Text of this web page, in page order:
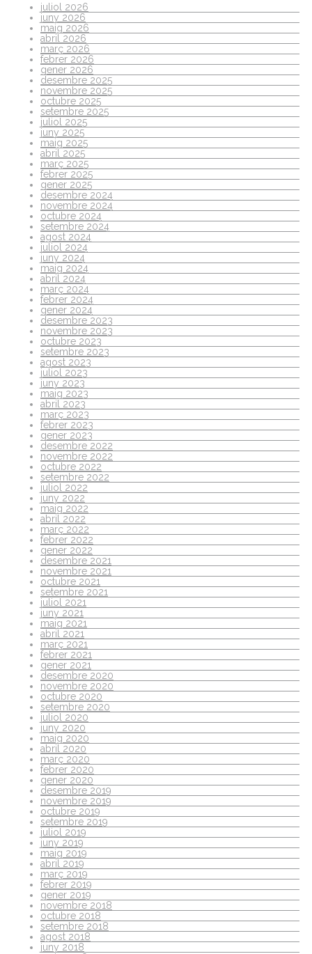
juliol 2026
juny 2026
maig 2026
abril 2026
març 2026
febrer 2026
gener 2026
desembre 2025
novembre 2025
octubre 2025
setembre 2025
juliol 2025
juny 2025
maig 2025
abril 2025
març 2025
febrer 2025
gener 2025
desembre 2024
novembre 2024
octubre 2024
setembre 2024
agost 2024
juliol 2024
juny 2024
maig 2024
abril 2024
març 2024
febrer 2024
gener 2024
desembre 2023
novembre 2023
octubre 2023
setembre 2023
agost 2023
juliol 2023
juny 2023
maig 2023
abril 2023
març 2023
febrer 2023
gener 2023
desembre 2022
novembre 2022
octubre 2022
setembre 2022
juliol 2022
juny 2022
maig 2022
abril 2022
març 2022
febrer 2022
gener 2022
desembre 2021
novembre 2021
octubre 2021
setembre 2021
juliol 2021
juny 2021
maig 2021
abril 2021
març 2021
febrer 2021
gener 2021
desembre 2020
novembre 2020
octubre 2020
setembre 2020
juliol 2020
juny 2020
maig 2020
abril 2020
març 2020
febrer 2020
gener 2020
desembre 2019
novembre 2019
octubre 2019
setembre 2019
juliol 2019
juny 2019
maig 2019
abril 2019
març 2019
febrer 2019
gener 2019
novembre 2018
octubre 2018
setembre 2018
agost 2018
juny 2018